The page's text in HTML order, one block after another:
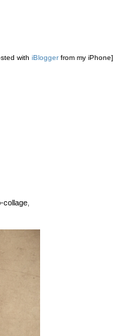
with iBloggerfrom my iPhone]
collage